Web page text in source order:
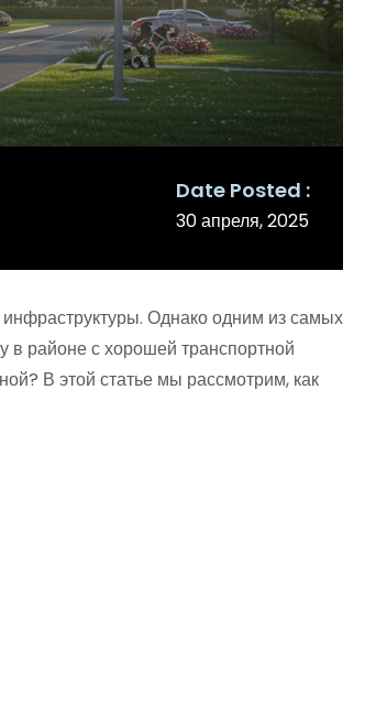
Date Posted
30 апреля, 2025
Однако одним из самых
в районе с хорошей транспортной
В этой статье мы рассмотрим, как